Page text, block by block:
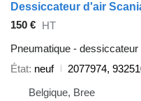
150 €
HT
Pneumatique - dessiccateur
État neuf
2077974,
Belgique, Bree